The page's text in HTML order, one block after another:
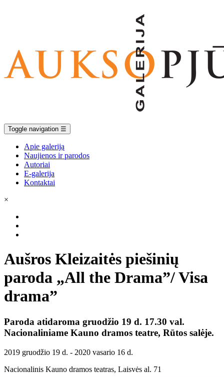
Toggle navigation ☰
Apie galeriją
Naujienos ir parodos
Autoriai
E-galerija
Kontaktai
×
Aušros Kleizaitės piešinių
paroda „All the Drama”/ Visa
drama”
Paroda atidaroma gruodžio 19 d. 17.30 val.
Nacionaliniame Kauno dramos teatre, Rūtos salėje.
2019 gruodžio 19 d. - 2020 vasario 16 d.
Nacionalinis Kauno dramos teatras, Laisvės al. 71